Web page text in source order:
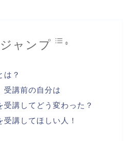
ャンプ
は？
受講前の自分は
受講してどう変わった？
講してほしい人！